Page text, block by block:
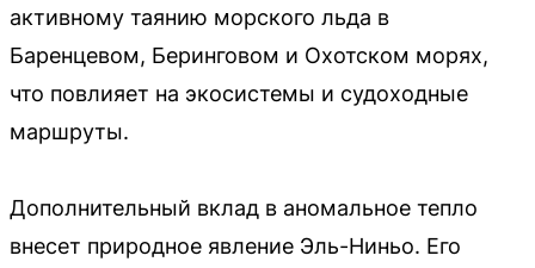
активному таянию морского льда в
Баренцевом, Беринговом и Охотском морях,
что повлияет на экосистемы и судоходные
маршруты.
Дополнительный вклад в аномальное тепло
внесет природное явление Эль-Ниньо. Его